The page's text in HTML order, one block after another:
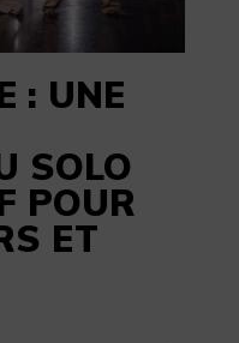
: UNE
SOLO
POUR
ET